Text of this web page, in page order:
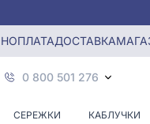
ОПЛАТАДОСТАВКА
0 800 501 276
СЕРЕЖКИ КАБЛУЧКИ
годинник без каміння